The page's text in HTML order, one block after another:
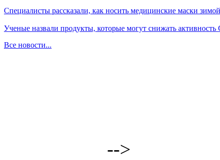
Специалисты рассказали, как носить медицинские маски зимой
Ученые назвали продукты, которые могут снижать
Все новости...
-->